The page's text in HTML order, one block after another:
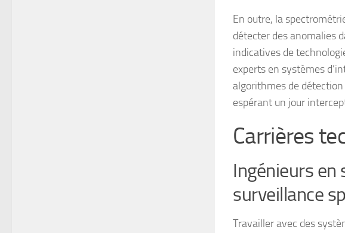
En outre, la
détecter des anomalies
indicatives de
experts en systèmes
algorithmes de détection
espérant un jour
Carrières
Ingénieurs en
surveillance
Travailler avec des